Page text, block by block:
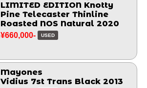
LIMITED EDITION Knotty
Pine Telecaster Thinline
Roasted NOS Natural 2020
¥660,000- USED
Mayones
Vidius 7st Trans Black 2013